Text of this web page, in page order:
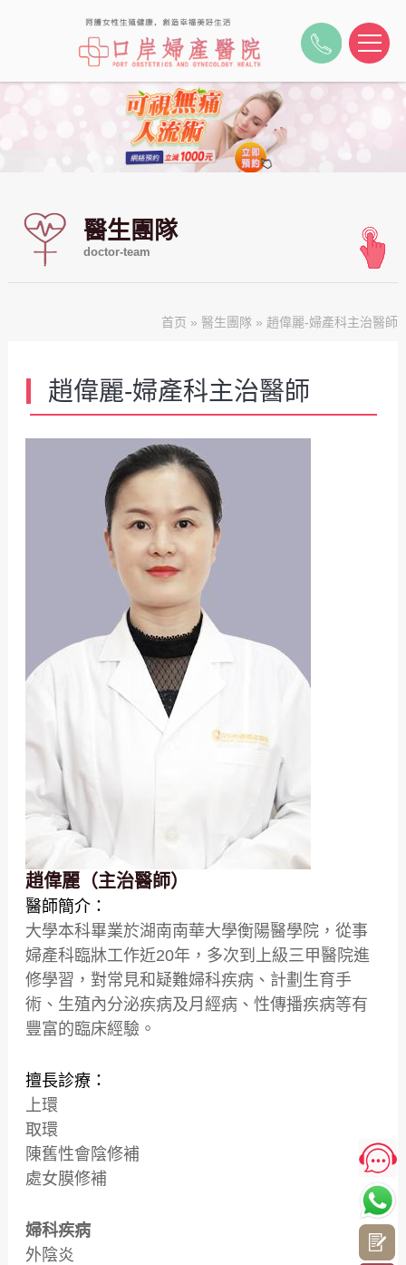
醫生團隊
doctor-team
首页 »醫生團隊 » 趙偉麗-婦產科主治醫師
趙偉麗-婦產科主治醫師
趙偉麗（主治醫師）
醫師簡介：
大學本科畢業於湖南南華大學衡陽醫學院，從事
婦產科臨牀工作近20年，多次到上級三甲醫院進
修學習，對常見和疑難婦科疾病、計劃生育手
術、生殖內分泌疾病及月經病、性傳播疾病等有
豐富的臨床經驗。
擅長診療：
上環
取環
陳舊性會陰修補
處女膜修補
婦科疾病
外陰炎